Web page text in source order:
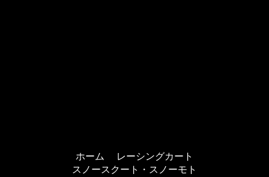
ホーム
レーシングカート
スノースクート・スノーモト